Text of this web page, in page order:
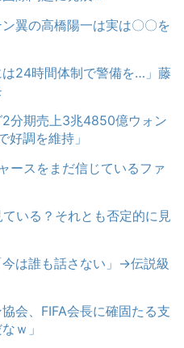
翼の高橋陽一は実は〇〇を
24時間体制で警備を…」藤
分期売上3兆4850億ウォン
好調を維持」
ースをまだ信じているファ
いる？それとも否定的に見
今は誰も話さない」→伝説級
会、FIFA会長に確固たる支
ｗ」